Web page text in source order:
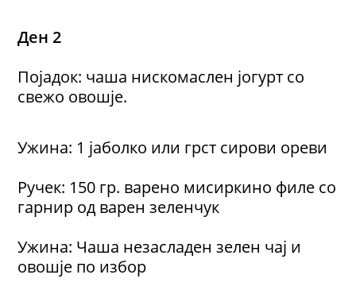
Ден 2
Појадок: чаша нискомаслен јогурт со
свежо овошје.
Ужина: 1 јаболко или грст сирови ореви
Ручек: 150 гр. варено мисиркино филе со
гарнир од варен зеленчук
Ужина: Чаша незасладен зелен чај и
овошје по избор